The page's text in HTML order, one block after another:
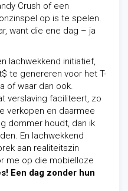
Crush of een
op is te spelen.
want die ene dag – ja
lachwekkend initiatief,
te genereren voor het T-
of waar dan ook.
verslaving faciliteert, zo
verkopen en daarmee
dommer houdt, dan ik
En lachwekkend
aan realiteitszin
me op die mobielloze
Een dag zonder hun